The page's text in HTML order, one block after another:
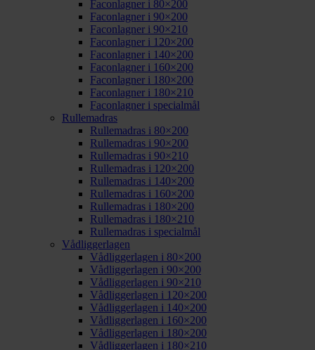
Faconlagner i 80×200
Faconlagner i 90×200
Faconlagner i 90×210
Faconlagner i 120×200
Faconlagner i 140×200
Faconlagner i 160×200
Faconlagner i 180×200
Faconlagner i 180×210
Faconlagner i specialmål
Rullemadras
Rullemadras i 80×200
Rullemadras i 90×200
Rullemadras i 90×210
Rullemadras i 120×200
Rullemadras i 140×200
Rullemadras i 160×200
Rullemadras i 180×200
Rullemadras i 180×210
Rullemadras i specialmål
Vådliggerlagen
Vådliggerlagen i 80×200
Vådliggerlagen i 90×200
Vådliggerlagen i 90×210
Vådliggerlagen i 120×200
Vådliggerlagen i 140×200
Vådliggerlagen i 160×200
Vådliggerlagen i 180×200
Vådliggerlagen i 180×210